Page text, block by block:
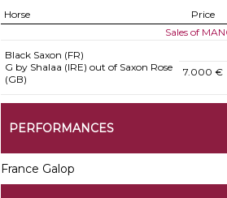
Horse Price
Sales of
Black Saxon (FR)
G by Shalaa (IRE) out of Saxon Rose
(GB)
7.000 €
PERFORMANCES
France Galop